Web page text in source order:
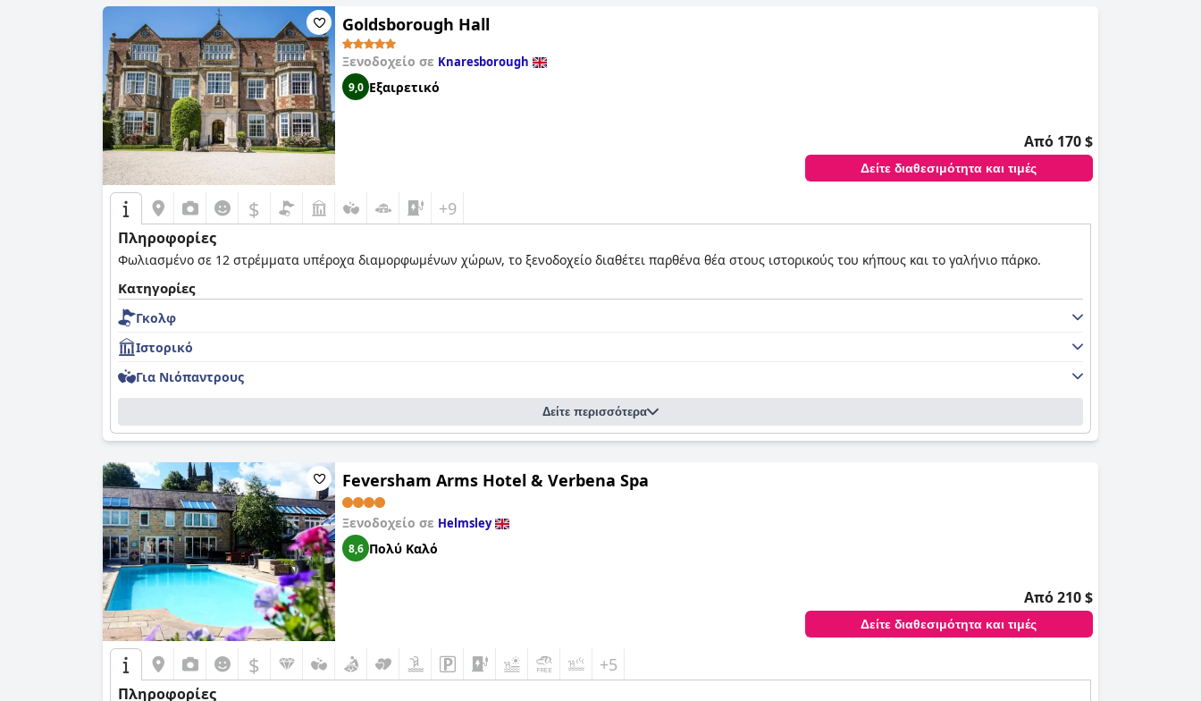
Goldsborough Hall
Ξενοδοχείο σε Knaresborough
9,0 Εξαιρετικό
Από 170 $
Δείτε διαθεσιμότητα και τιμές
$ +9
Πληροφορίες
Φωλιασμένο σε 12 στρέμματα υπέροχα διαμορφωμένων χώρων, το ξενοδοχείο διαθέτει παρθένα θέα στους ιστορικούς του κήπους και το γαλήνιο πάρκο.
Κατηγορίες
Γκολφ
Ιστορικό
Για Νιόπαντρους
Δείτε περισσότερα
Feversham Arms Hotel & Verbena Spa
Ξενοδοχείο σε Helmsley
8,6 Πολύ Καλό
Από 210 $
Δείτε διαθεσιμότητα και τιμές
$ +5
Πληροφορίες